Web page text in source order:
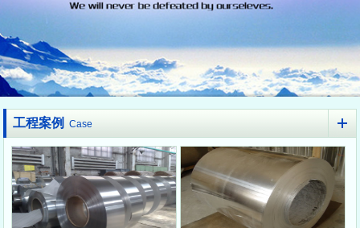
工程案例 Case